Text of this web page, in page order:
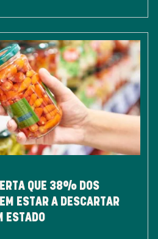
QUE 38% DOS
ESTAR A DESCARTAR
ESTADO